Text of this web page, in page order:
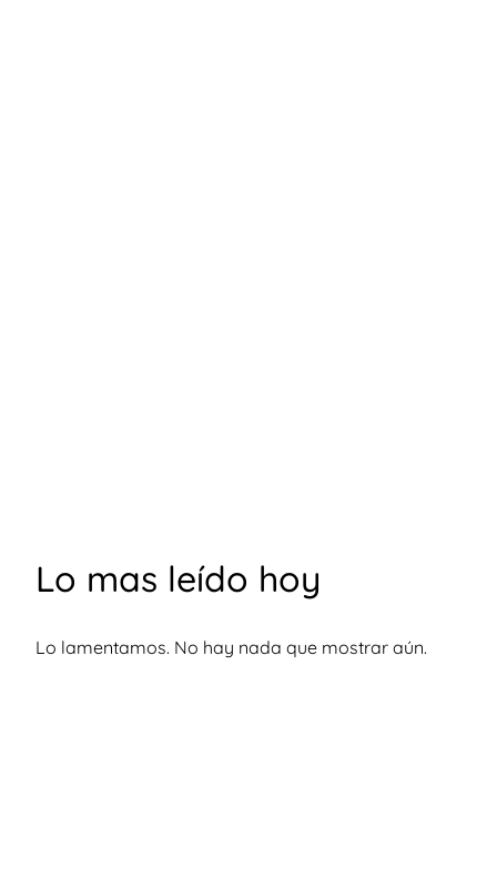
Lo mas leído hoy
Lo lamentamos. No hay nada que mostrar aún.